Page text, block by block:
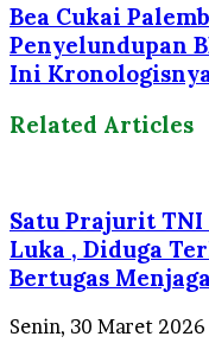
Bea Cukai
Penyelundupan
Ini
Related Articles
Satu Prajurit
Luka , Diduga
Bertugas
Senin, 30 Maret 2026